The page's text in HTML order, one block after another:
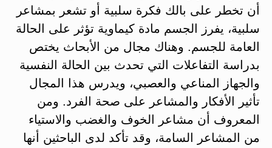
أن تخطر على بالك فكرة سلبية أو تشعر بمشاعر
سلبية، يفرز الجسم مادة كيماوية تؤثر على الحالة
العامة للجسم. وهناك مجال من الأبحاث يختص
بدراسة التفاعلات التي تحدث بين الحالة النفسية
والجهاز المناعي والعصبي، ويدرس هذا المجال
تأثير الأفكار والمشاعر على صحة الفرد. ومن
المعروف أن مشاعر الخوف والغضب والاستياء
من المشاعر السامة، وقد تأكد لدى الباحثين أنها